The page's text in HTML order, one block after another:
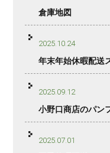
倉庫地図
2025.10.24
年末年始休暇配送
2025.09.12
小野口商店のパン
2025.07.01